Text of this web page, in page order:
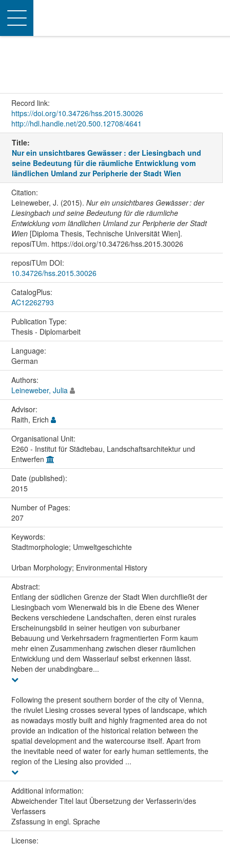
Toggle
navigation
Record link:
https://doi.org/10.34726/hss.2015.30026
http://hdl.handle.net/20.500.12708/4641
Title:
Nur ein unsichtbares Gewässer : der Liesingbach und
seine Bedeutung für die räumliche Entwicklung vom
ländlichen Umland zur Peripherie der Stadt Wien
Citation:
Leineweber, J. (2015). Nur ein unsichtbares Gewässer : der
Liesingbach und seine Bedeutung für die räumliche
Entwicklung vom ländlichen Umland zur Peripherie der Stadt
Wien[Diploma Thesis, Technische Universität Wien].
reposiTUm. https://doi.org/10.34726/hss.2015.30026
reposiTUm DOI:
10.34726/hss.2015.30026
CatalogPlus:
AC12262793
Publication Type:
Thesis - Diplomarbeit
Language:
German
Authors:
Leineweber, Julia
Advisor:
Raith, Erich
Organisational Unit:
E260 - Institut für Städtebau, Landschaftsarchitektur und
Entwerfen
Date (published):
2015
Number of Pages:
207
Keywords:
Stadtmorphologie; Umweltgeschichte
Urban Morphology; Environmental History
Abstract:
Entlang der südlichen Grenze der Stadt Wien durchfließt der
Liesingbach vom Wienerwald bis in die Ebene des Wiener
Beckens verschiedene Landschaften, deren einst rurales
Erscheinungsbild in seiner heutigen von suburbaner
Bebauung und Verkehrsadern fragmentierten Form kaum
mehr einen Zusammenhang zwischen dieser räumlichen
Entwicklung und dem Wasserlauf selbst erkennen lässt.
Neben der unabdingbare...
Following the present southern border of the city of Vienna,
the rivulet Liesing crosses several types of landscape, which
as nowadays mostly built and highly fragmented area do not
provide an indication of the historical relation between the
spatial development and the watercourse itself. Apart from
the inevitable need of water for early human settlements, the
region of the Liesing also provided ...
Additional information:
Abweichender Titel laut Übersetzung der Verfasserin/des
Verfassers
Zsfassung in engl. Sprache
License: